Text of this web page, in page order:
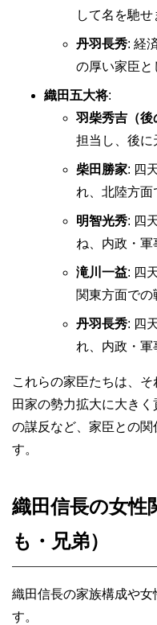
して名を馳せ
丹羽長秀: 経
の厚い家臣と
織田五大将:
羽柴秀吉（後
担当し、後に
柴田勝家: 四
れ、北陸方面
明智光秀: 四
ね、内政・軍
滝川一益: 四
関東方面での
丹羽長秀: 四
れ、内政・軍
これらの家臣たちは、
田家の勢力拡大に大き
の謀反など、家臣との
す。
織田信長の女性
も・兄弟）
織田信長の家族構成や
す。